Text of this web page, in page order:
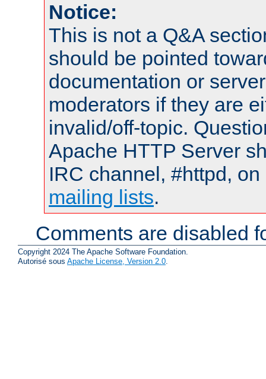
Notice:
This is not a Q&A
should be pointed
documentation or
moderators if they are
invalid/off-topic.
Apache HTTP Server
IRC channel, #httpd,
mailing lists.
Comments are disabled
Copyright 2024 The Apache Software Foundation.
Autorisé sous Apache License, Version 2.0